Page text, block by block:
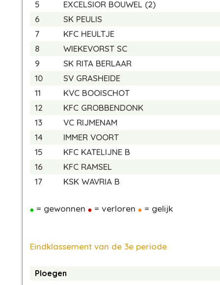
5
EXCELSIOR BOUWEL (2)
6
SK PEULIS
7
KFC HEULTJE
8
WIEKEVORST SC
9
SK RITA BERLAAR
10
SV GRASHEIDE
11
KVC BOOISCHOT
12
KFC GROBBENDONK
13
VC RIJMENAM
14
IMMER VOORT
15
KFC KATELIJNE B
16
KFC RAMSEL
17
KSK WAVRIA B
= gewonnen = verloren = gelijk
Eindklassement van de 3e periode
Ploegen